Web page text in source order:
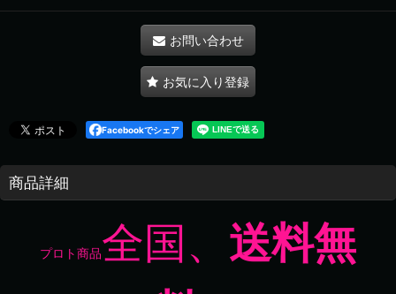
お問い合わせ
お気に入り登録
Facebookでシェア
商品詳細
プロト商品全国、 送料無